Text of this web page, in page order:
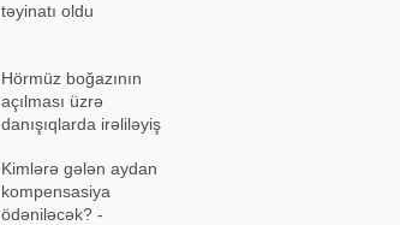
təyinatı oldu
Hörmüz boğazının
açılması üzrə
danışıqlarda irəliləyiş
Kimlərə gələn aydan
kompensasiya
ödəniləcək? -